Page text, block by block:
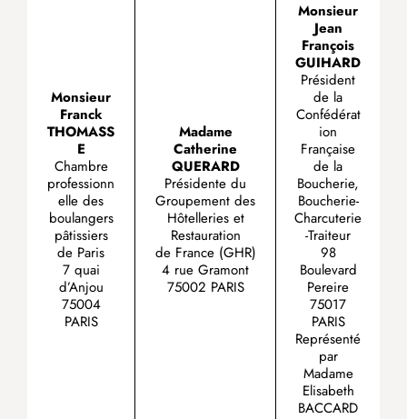
Monsieur
Franck
THOMASS
E
Chambre
professionn
elle des
boulangers
pâtissiers
de Paris
7 quai
d’Anjou
75004
PARIS
Madame
Catherine
QUERARD
Présidente du
Groupement des
Hôtelleries et
Restauration
de France (GHR)
4 rue Gramont
75002 PARIS
Monsieur
Jean
François
GUIHARD
Président
de la
Confédérat
ion
Française
de la
Boucherie,
Boucherie-
Charcuterie
-Traiteur
98
Boulevard
Pereire
75017
PARIS
Représenté
par
Madame
Elisabeth
BACCARD